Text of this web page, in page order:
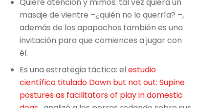
masaje de vientre –¿quién no lo querría? –,
además de los apapachos también es una
invitación para que comiences a jugar con
él.
Es una estrategia táctica: elestudio
científico titulado Down but not out: Supine
postures as facilitators of play in domestic